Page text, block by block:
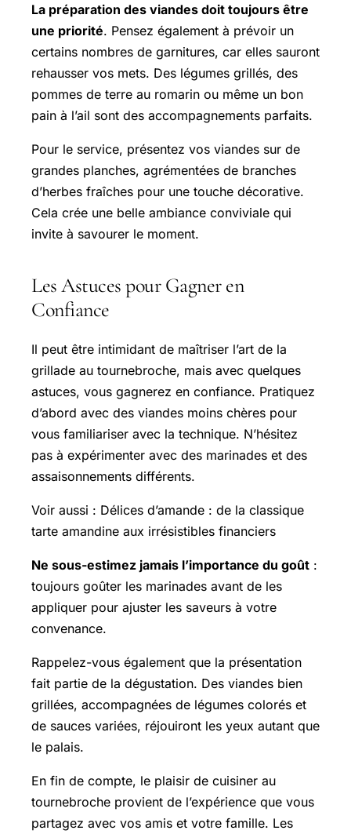
La préparation des viandes doit toujours être
une priorité. Pensez également à prévoir un
certains nombres de garnitures, car elles sauront
rehausser vos mets. Des légumes grillés, des
pommes de terre au romarin ou même un bon
pain à l’ail sont des accompagnements parfaits.
Pour le service, présentez vos viandes sur de
grandes planches, agrémentées de branches
d’herbes fraîches pour une touche décorative.
Cela crée une belle ambiance conviviale qui
invite à savourer le moment.
Les Astuces pour Gagner en
Confiance
Il peut être intimidant de maîtriser l’art de la
grillade au tournebroche, mais avec quelques
astuces, vous gagnerez en confiance. Pratiquez
d’abord avec des viandes moins chères pour
vous familiariser avec la technique. N’hésitez
pas à expérimenter avec des marinades et des
assaisonnements différents.
Voir aussi : Délices d’amande : de la classique
tarte amandine aux irrésistibles financiers
Ne sous-estimez jamais l’importance du goût :
toujours goûter les marinades avant de les
appliquer pour ajuster les saveurs à votre
convenance.
Rappelez-vous également que la présentation
fait partie de la dégustation. Des viandes bien
grillées, accompagnées de légumes colorés et
de sauces variées, réjouiront les yeux autant que
le palais.
En fin de compte, le plaisir de cuisiner au
tournebroche provient de l’expérience que vous
partagez avec vos amis et votre famille. Les